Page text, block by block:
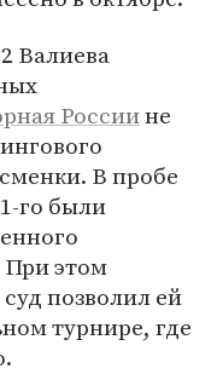
Валиева
Россиине
В пробе
го были
При этом
позволил ей
турнире, где